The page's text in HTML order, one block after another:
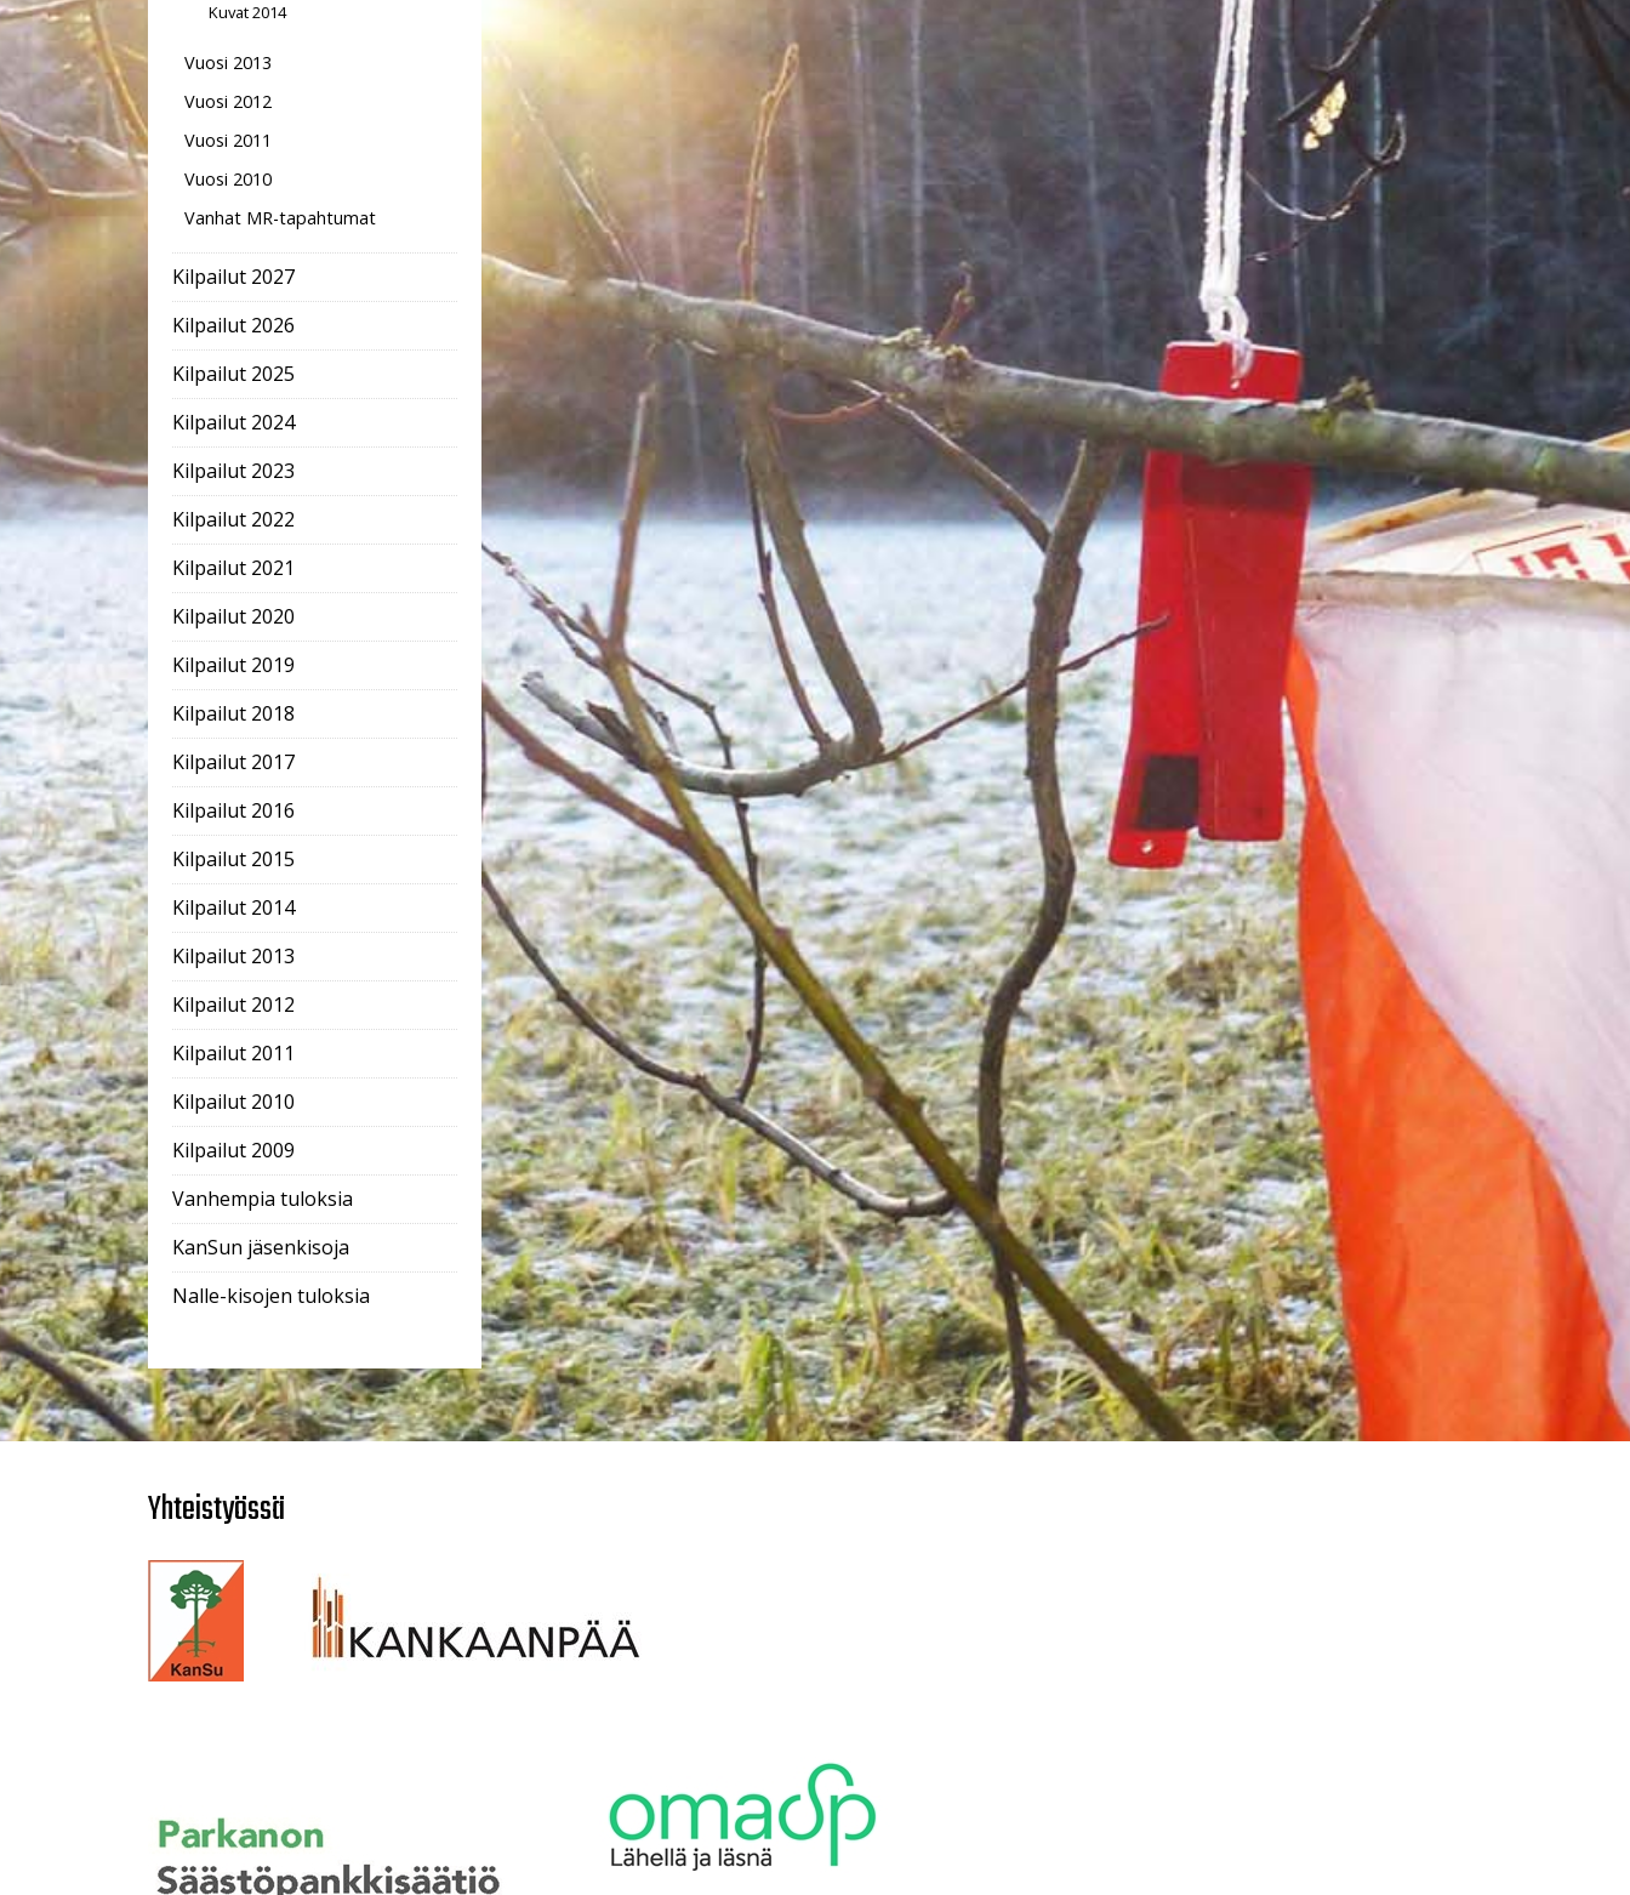
Kuvat 2014
Vuosi 2013
Vuosi 2012
Vuosi 2011
Vuosi 2010
Vanhat MR-tapahtumat
Kilpailut 2027
Kilpailut 2026
Kilpailut 2025
Kilpailut 2024
Kilpailut 2023
Kilpailut 2022
Kilpailut 2021
Kilpailut 2020
Kilpailut 2019
Kilpailut 2018
Kilpailut 2017
Kilpailut 2016
Kilpailut 2015
Kilpailut 2014
Kilpailut 2013
Kilpailut 2012
Kilpailut 2011
Kilpailut 2010
Kilpailut 2009
Vanhempia tuloksia
KanSun jäsenkisoja
Nalle-kisojen tuloksia
Yhteistyössä